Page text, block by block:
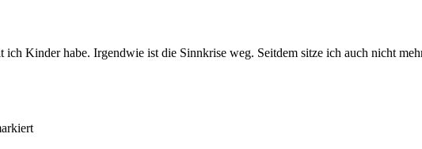
Kinder habe. Irgendwie ist die Sinnkrise weg. Seitdem sitze ich auch nicht